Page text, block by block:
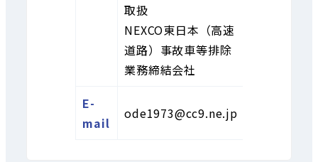
取扱
NEXCO東日本（高速
道路）事故車等排除
業務締結会社
E-
mail
ode1973@cc9.ne.jp